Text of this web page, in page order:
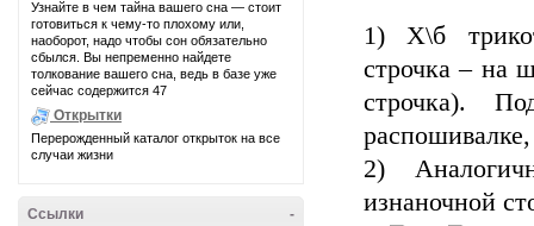
Узнайте в чем тайна вашего сна — стоит
готовиться к чему-то плохому или,
наоборот, надо чтобы сон обязательно
сбылся. Вы непременно найдете
толкование вашего сна, ведь в базе уже
сейчас содержится 47
Открытки
Перерожденный каталог открыток на все
случаи жизни
-
Ссылки
1) Х\б
строчка – на
строчка).
2)
изнаночной